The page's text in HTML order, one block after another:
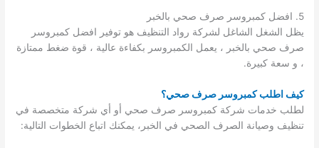
5. افضل كمبروسر صرف صحي بالخبر
يظل الشغل الشاغل لشركة رواد التنظيف هو توفير افضل كمبروسر
صرف صحي بالخبر ، يعمل الكمبروسر بكفاءة عالية ، قوة ضغط ممتازة
، و سعة كبيرة.
كيف اطلب كمبروسر صرف صحي؟
لطلب خدمات شركة كمبروسر صرف صحي أو أي شركة متخصصة في
تنظيف وصيانة الصرف الصحي في الخبر، يمكنك اتباع الخطوات التالية: